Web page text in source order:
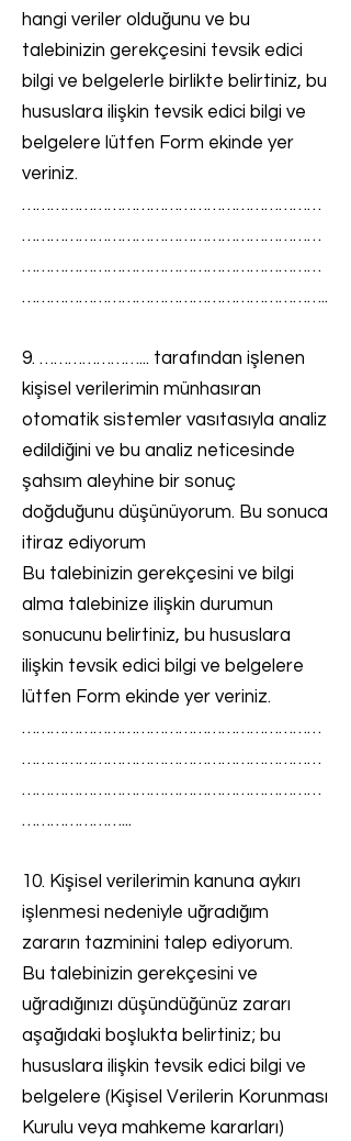
hangi veriler olduğunu ve bu
talebinizin gerekçesini tevsik edici
bilgi ve belgelerle birlikte belirtiniz, bu
hususlara ilişkin tevsik edici bilgi ve
belgelere lütfen Form ekinde yer
veriniz.
………………………………………………………
………………………………………………………
………………………………………………………
………………………………………………………..
9. …………………... tarafından işlenen
kişisel verilerimin münhasıran
otomatik sistemler vasıtasıyla analiz
edildiğini ve bu analiz neticesinde
şahsım aleyhine bir sonuç
doğduğunu düşünüyorum. Bu sonuca
itiraz ediyorum
Bu talebinizin gerekçesini ve bilgi
alma talebinize ilişkin durumun
sonucunu belirtiniz, bu hususlara
ilişkin tevsik edici bilgi ve belgelere
lütfen Form ekinde yer veriniz.
………………………………………………………
………………………………………………………
………………………………………………………
…………………...
10. Kişisel verilerimin kanuna aykırı
işlenmesi nedeniyle uğradığım
zararın tazminini talep ediyorum.
Bu talebinizin gerekçesini ve
uğradığınızı düşündüğünüz zararı
aşağıdaki boşlukta belirtiniz; bu
hususlara ilişkin tevsik edici bilgi ve
belgelere (Kişisel Verilerin Korunması
Kurulu veya mahkeme kararları)